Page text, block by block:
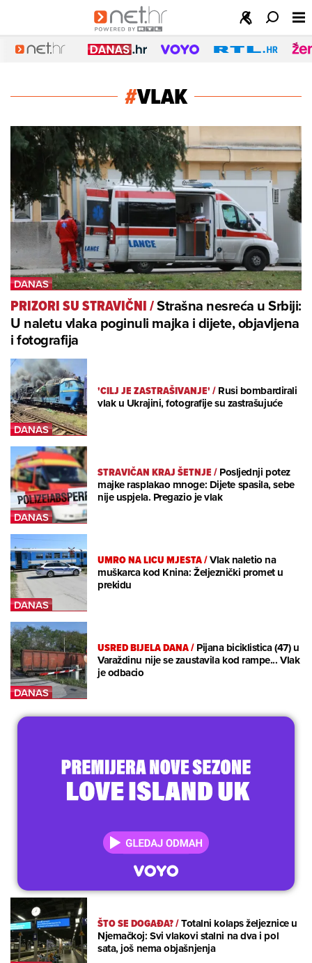
#VLAK
PRIZORI SU STRAVIČNI/Strašna nesreća u Srbiji:
U naletu vlaka poginuli majka i dijete, objavljena
i fotografija
'CILJ JE ZASTRAŠIVANJE'/Rusi bombardirali
vlak u Ukrajini, fotografije su zastrašujuće
STRAVIČAN KRAJ ŠETNJE/Posljednji potez
majke rasplakao mnoge: Dijete spasila, sebe
nije uspjela. Pregazio je vlak
UMRO NA LICU MJESTA/Vlak naletio na
muškarca kod Knina: Željeznički promet u
prekidu
USRED BIJELA DANA/Pijana biciklistica (47) u
Varaždinu nije se zaustavila kod rampe... Vlak
je odbacio
ŠTO SE DOGAĐA?/Totalni kolaps željeznice u
Njemačkoj: Svi vlakovi stalni na dva i pol
sata, još nema objašnjenja